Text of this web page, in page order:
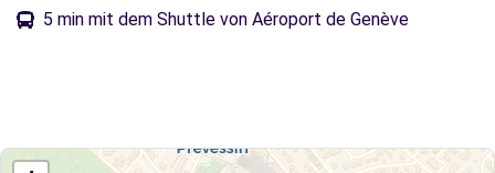
5 min mit dem Shuttle von Aéroport de Genève